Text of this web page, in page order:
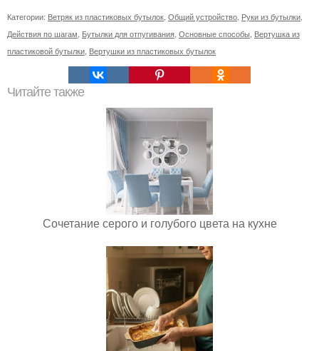
Категории: Ветряк из пластиковых бутылок Общий устройство Руки из бутылки
Действия по шагам Бутылки для отпугивания Основные способы Вертушка из
пластиковой бутылки Вертушки из пластиковых бутылок
Читайте также
Сочетание серого и голубого цвета на кухне